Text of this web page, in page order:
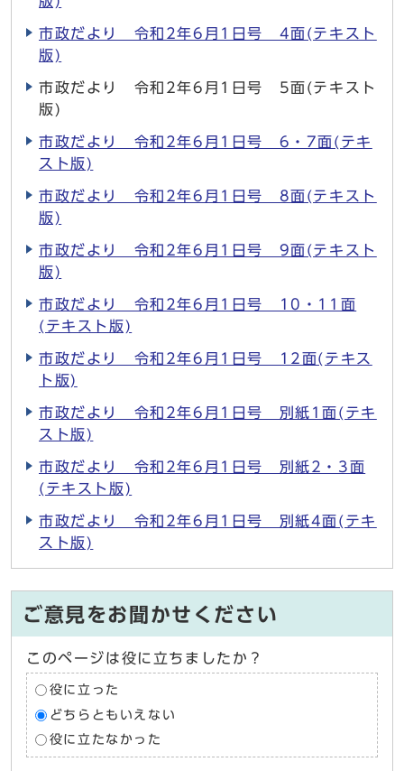
市政だより 令和2年6月1日号 4面(テキスト
版)
市政だより 令和2年6月1日号 5面(テキスト
版)
市政だより 令和2年6月1日号 6・7面(テキ
スト版)
市政だより 令和2年6月1日号 8面(テキスト
版)
市政だより 令和2年6月1日号 9面(テキスト
版)
市政だより 令和2年6月1日号 10・11面
(テキスト版)
市政だより 令和2年6月1日号 12面(テキス
ト版)
市政だより 令和2年6月1日号 別紙1面(テキ
スト版)
市政だより 令和2年6月1日号 別紙2・3面
(テキスト版)
市政だより 令和2年6月1日号 別紙4面(テキ
スト版)
ご意見をお聞かせください
このページは役に立ちましたか？
役に立った
どちらともいえない
役に立たなかった